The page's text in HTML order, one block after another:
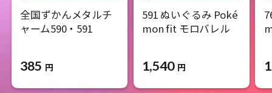
全国ずかんメタルチ
ャーム590・591
385 円
591 ぬいぐるみ Poké
mon fit モロバレル
1,540 円